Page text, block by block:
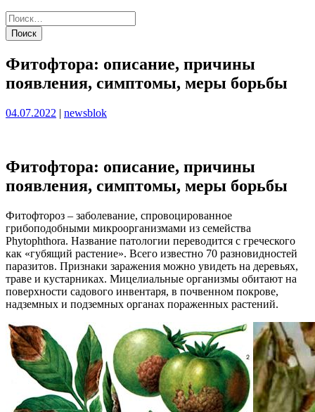
Фитофтора: описание, причины
появления, симптомы, меры борьбы
Опубликовано
04.07.2022 | Опубликовано
newsblok
Фитофтора: описание, причины
появления, симптомы, меры борьбы
Фитофтороз – заболевание, спровоцированное
грибоподобными микроорганизмами из семейства
Phytophthora. Название патологии переводится с греческого
как «губящий растение». Всего известно 70 разновидностей
паразитов. Признаки заражения можно увидеть на деревьях,
траве и кустарниках. Мицелиальные организмы обитают на
поверхности садового инвентаря, в почвенном покрове,
надземных и подземных органах пораженных растений.